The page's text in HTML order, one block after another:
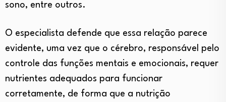
sono, entre outros.
O especialista defende que essa relação parece
evidente, uma vez que o cérebro, responsável pelo
controle das funções mentais e emocionais, requer
nutrientes adequados para funcionar
corretamente, de forma que a nutrição